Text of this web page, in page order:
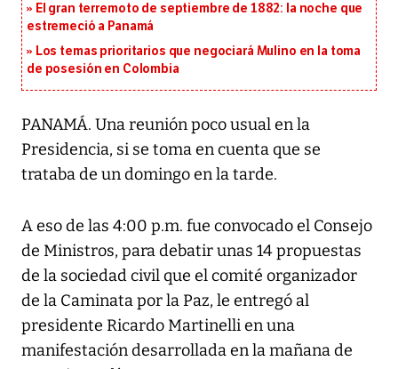
El gran terremoto de septiembre de 1882: la noche que
estremeció a Panamá
Los temas prioritarios que negociará Mulino en la toma
de posesión en Colombia
PANAMÁ. Una reunión poco usual en la
Presidencia, si se toma en cuenta que se
trataba de un domingo en la tarde.
A eso de las 4:00 p.m. fue convocado el Consejo
de Ministros, para debatir unas 14 propuestas
de la sociedad civil que el comité organizador
de la Caminata por la Paz, le entregó al
presidente Ricardo Martinelli en una
manifestación desarrollada en la mañana de